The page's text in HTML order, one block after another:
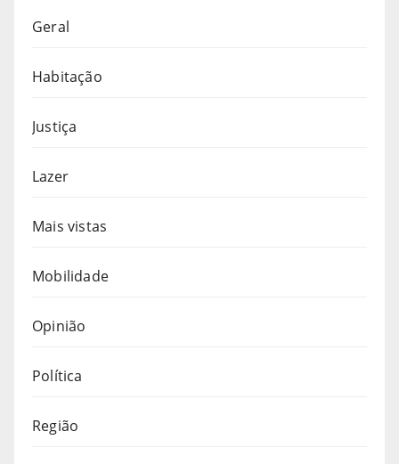
Geral
Habitação
Justiça
Lazer
Mais vistas
Mobilidade
Opinião
Política
Região